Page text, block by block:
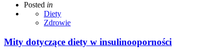
Posted in
Diety
Zdrowie
Mity dotyczące diety w insulinooporności